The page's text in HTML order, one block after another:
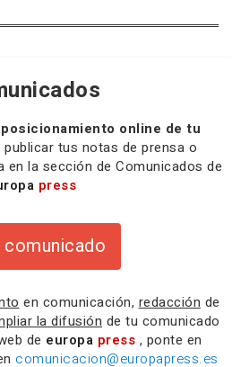
online de tu
publicar tus notas de prensa o
en la sección de Comunicados de
press
comunicado
en comunicación, redacción de
la difusión de tu comunicado
de europa press , ponte en
comunicacion@europapress.es